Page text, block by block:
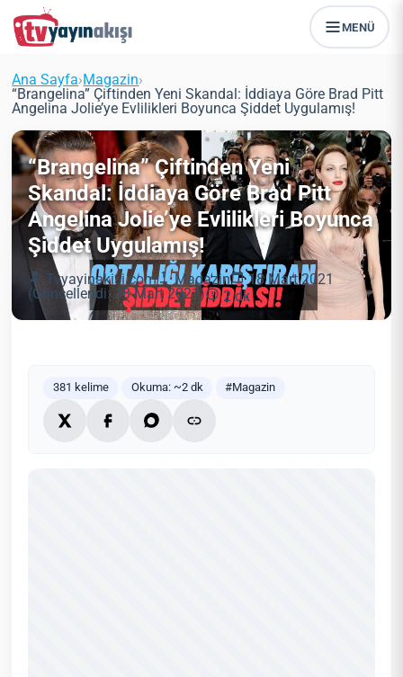
MENÜ
Ana Sayfa›Magazin›
“Brangelina” Çiftinden Yeni Skandal: İddiaya Göre Brad Pitt
Angelina Jolie’ye Evlilikleri Boyunca Şiddet Uygulamış!
“Brangelina” Çiftinden Yeni
Skandal: İddiaya Göre Brad Pitt
Angelina Jolie’ye Evlilikleri Boyunca
Şiddet Uygulamış!
Tvyayinakisi.com Magazin
18 Mart 2021
(Güncellendi: 18 Mart 2021)
2 dk
381 kelime Okuma: ~2 dk #Magazin